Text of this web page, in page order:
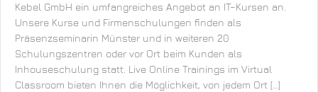
Kebel GmbH ein umfangreiches Angebot an IT–Kursen an.
Unsere Kurse und Firmenschulungen finden als
Präsenzseminarin Münster und in weiteren 20
Schulungszentren oder vor Ort beim Kunden als
Inhouseschulung statt. Live Online Trainings im Virtual
Classroom bieten Ihnen die Möglichkeit, von jedem Ort […]